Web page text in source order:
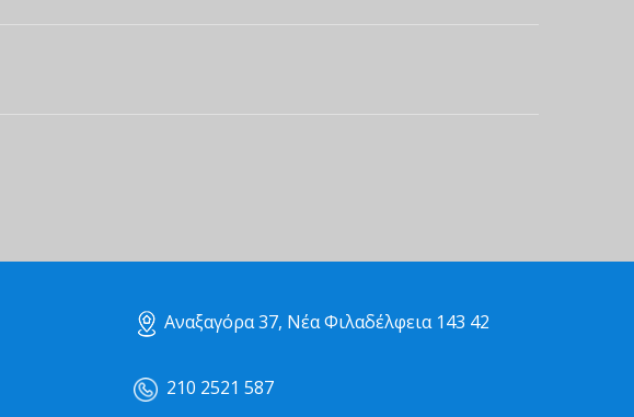
Αναξαγόρα 37, Νέα Φιλαδέλφεια 143 42
210 2521 587